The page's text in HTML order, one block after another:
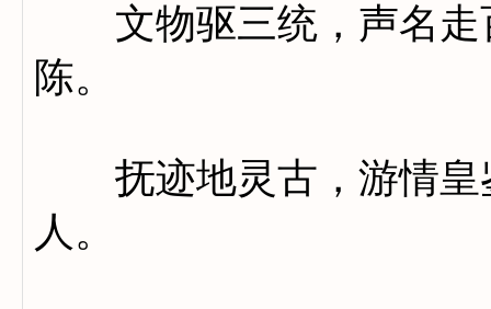
文物驱三统，声名走
陈。
抚迹地灵古，游情皇
人。